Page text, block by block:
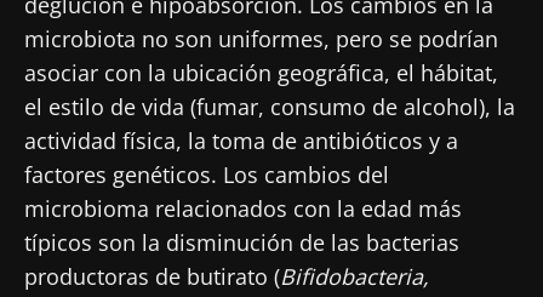
microbiota no son uniformes, pero se podrían
asociar con la ubicación geográfica, el hábitat,
el estilo de vida (fumar, consumo de alcohol), la
actividad física, la toma de antibióticos y a
factores genéticos. Los cambios del
microbioma relacionados con la edad más
típicos son la disminución de las bacterias
productoras de butirato (Bifidobacteria,